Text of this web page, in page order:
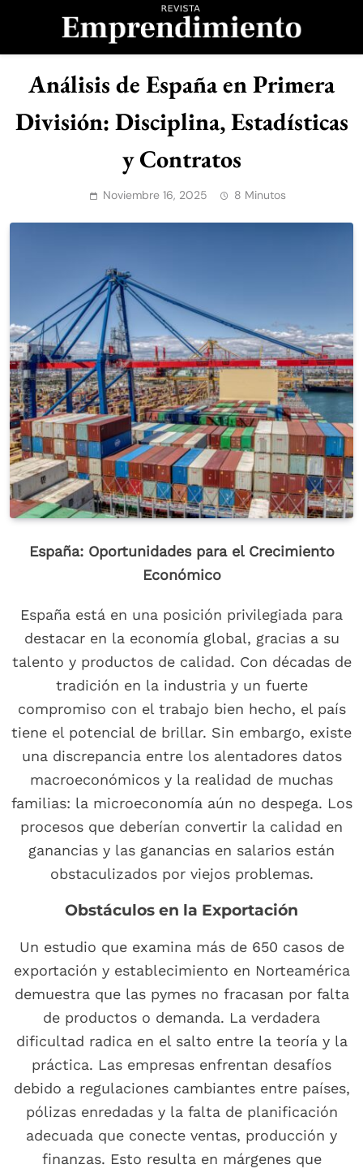
Revista
Emprendimiento
Análisis de España en Primera
División: Disciplina, Estadísticas
y Contratos
Noviembre 16, 2025 8 Minutos
España: Oportunidades para el Crecimiento
Económico
España está en una posición privilegiada para
destacar en la economía global, gracias a su
talento y productos de calidad. Con décadas de
tradición en la industria y un fuerte
compromiso con el trabajo bien hecho, el país
tiene el potencial de brillar. Sin embargo, existe
una discrepancia entre los alentadores datos
macroeconómicos y la realidad de muchas
familias: la microeconomía aún no despega. Los
procesos que deberían convertir la calidad en
ganancias y las ganancias en salarios están
obstaculizados por viejos problemas.
Obstáculos en la Exportación
Un estudio que examina más de 650 casos de
exportación y establecimiento en Norteamérica
demuestra que las pymes no fracasan por falta
de productos o demanda. La verdadera
dificultad radica en el salto entre la teoría y la
práctica. Las empresas enfrentan desafíos
debido a regulaciones cambiantes entre países,
pólizas enredadas y la falta de planificación
adecuada que conecte ventas, producción y
finanzas. Esto resulta en márgenes que